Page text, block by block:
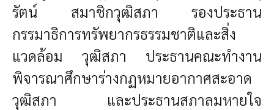
รัตน์ สมาชิกวุฒิสภา รองประธาน
กรรมาธิการทรัพยากรธรรมชาติและสิ่ง
แวดล้อม วุฒิสภา ประธานคณะทำงาน
พิจารณาศึกษาร่างกฏหมายอากาศสะอาด
วุฒิสภา และประธานสภาลมหายใจ